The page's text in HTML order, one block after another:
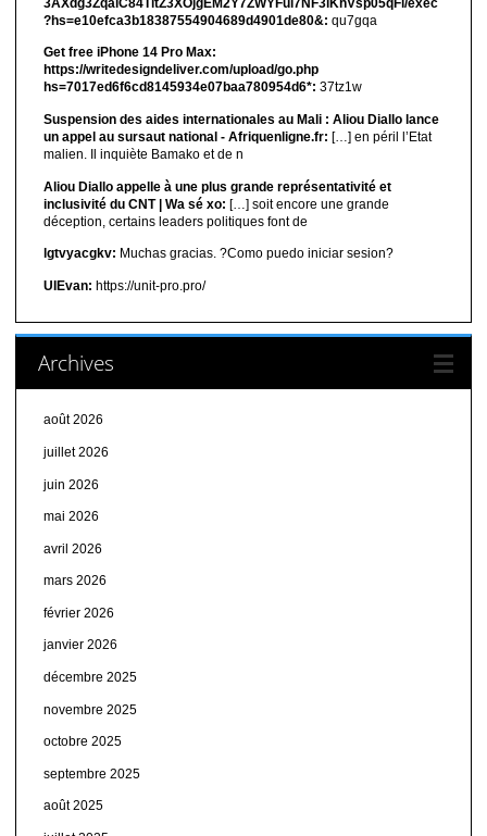
3AXdg3ZqalC84TltZ3XOjgEM2Y7ZWYFui7NF3iKhVsp05qFl/exec
?hs=e10efca3b18387554904689d4901de80&: qu7gqa
Get free iPhone 14 Pro Max:
https://writedesigndeliver.com/upload/go.php
hs=7017ed6f6cd8145934e07baa780954d6*: 37tz1w
Suspension des aides internationales au Mali : Aliou Diallo lance
un appel au sursaut national - Afriquenligne.fr: […] en péril l’Etat
malien. Il inquiète Bamako et de n
Aliou Diallo appelle à une plus grande représentativité et
inclusivité du CNT | Wa sé xo: […] soit encore une grande
déception, certains leaders politiques font de
lgtvyacgkv: Muchas gracias. ?Como puedo iniciar sesion?
UIEvan: https://unit-pro.pro/
Archives
août 2026
juillet 2026
juin 2026
mai 2026
avril 2026
mars 2026
février 2026
janvier 2026
décembre 2025
novembre 2025
octobre 2025
septembre 2025
août 2025